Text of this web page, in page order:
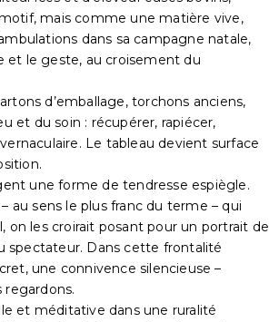
mais comme une matière vive,
dans sa campagne natale,
et le geste, au croisement du
d’emballage, torchons anciens,
et du soin : récupérer, rapiécer,
Le tableau devient surface
une forme de tendresse espiègle.
au sens le plus franc du terme – qui
les croirait posant pour un portrait de
spectateur. Dans cette frontalité
une connivence silencieuse –
et méditative dans une ruralité